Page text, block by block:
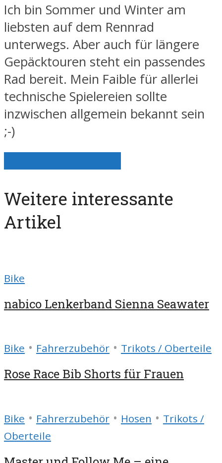
Ich bin Sommer und Winter am
liebsten auf dem Rennrad
unterwegs. Aber auch für längere
Gepäcktouren steht ein passendes
Rad bereit. Mein Faible für allerlei
technische Spielereien sollte
inzwischen allgemein bekannt sein
;-)
Weitere interessante
Artikel
Bike
nabico Lenkerband Sienna Seawater
Bike • Fahrerzubehör • Trikots / Oberteile
Rose Race Bib Shorts für Frauen
Bike • Fahrerzubehör • Hosen • Trikots /
Oberteile